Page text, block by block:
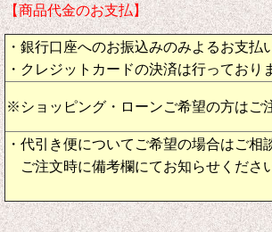
【商品代金のお支払】
・銀行口座へのお振込みのみよるお支払
・クレジットカードの決済は行っており
※ショッピング・ローンご希望の方はご
・代引き便についてご希望の場合はご相
ご注文時に備考欄にてお知らせくださ